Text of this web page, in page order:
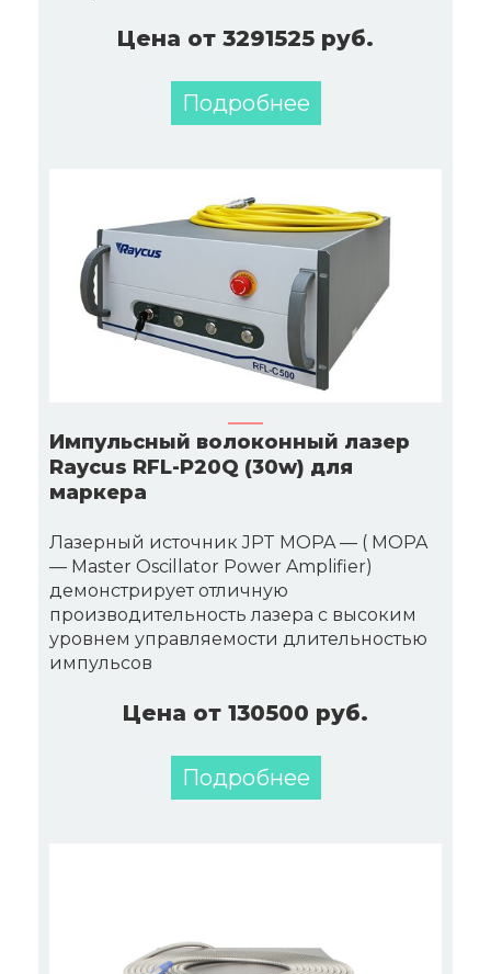
Цена от 3291525 руб.
Подробнее
Импульсный волоконный лазер
Raycus RFL-P20Q (30w) для
маркера
Лазерный источник JPT MOPA — ( MOPA
— Master Oscillator Power Amplifier)
демонстрирует отличную
производительность лазера с высоким
уровнем управляемости длительностью
импульсов
Цена от 130500 руб.
Подробнее